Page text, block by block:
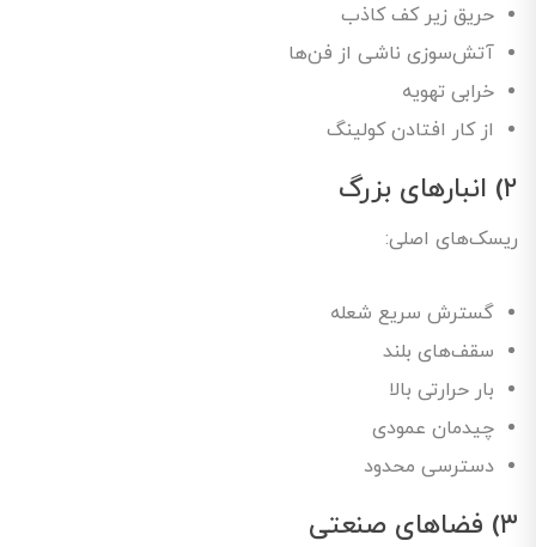
حریق زیر کف کاذب
آتش‌سوزی ناشی از فن‌ها
خرابی تهویه
از کار افتادن کولینگ
۲) انبارهای بزرگ
ریسک‌های اصلی:
گسترش سریع شعله
سقف‌های بلند
بار حرارتی بالا
چیدمان عمودی
دسترسی محدود
۳) فضاهای صنعتی